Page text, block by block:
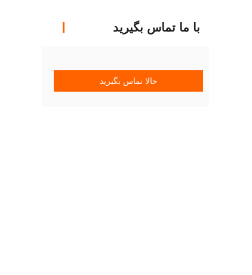
با ما تماس بگیرید
حالا تماس بگیرید